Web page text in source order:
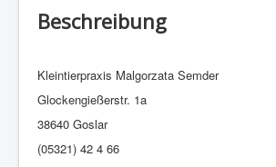
Beschreibung
Kleintierpraxis Malgorzata Semder
Glockengießerstr. 1a
38640 Goslar
(05321) 42 4 66